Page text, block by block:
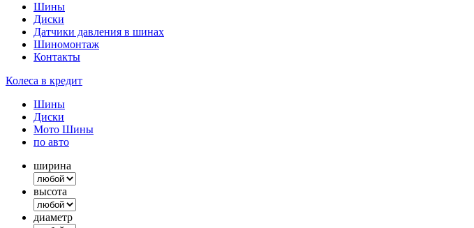
Шины
Диски
Датчики давления в шинах
Шиномонтаж
Контакты
Колеса в кредит
Шины
Диски
Мото Шины
по авто
ширина
высота
диаметр